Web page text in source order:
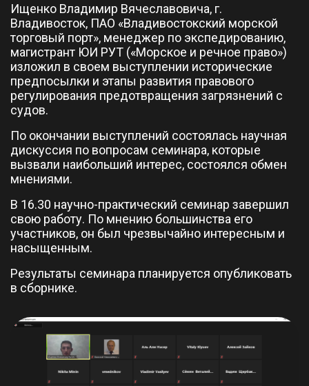
Ищенко Владимир Вячеславовича, г.
Владивосток, ПАО «Владивостокский морской
торговый порт», менеджер по экспедированию,
магистрант ЮИ РУТ («Морское и речное право»)
изложил в своем выступлении исторические
предпосылки и этапы развития правового
регулирования предотвращения загрязнений с
судов.
По окончании выступлений состоялась научная
дискуссия по вопросам семинара, которые
вызвали наибольший интерес, состоялся обмен
мнениями.
В 16.30 научно-практический семинар завершил
свою работу. По мнению большинства его
участников, он был чрезвычайно интересным и
насыщенным.
Результаты семинара планируется опубликовать
в сборнике.